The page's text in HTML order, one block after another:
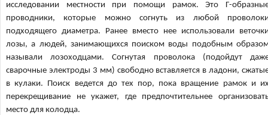
исследовании местности при помощи рамок. Это Г-
проводники, которые можно согнуть из любой
подходящего диаметра. Ранее вместо нее использовали
лозы, а людей, занимающихся поиском воды подобным
называли лозоходцами. Согнутая проволока (подойдут
сварочные электроды 3 мм) свободно вставляется в ладони,
в кулаки. Поиск ведется до тех пор, пока вращение рамок и
перекрещивание не укажет, где предпочтительнее
место для колодца.